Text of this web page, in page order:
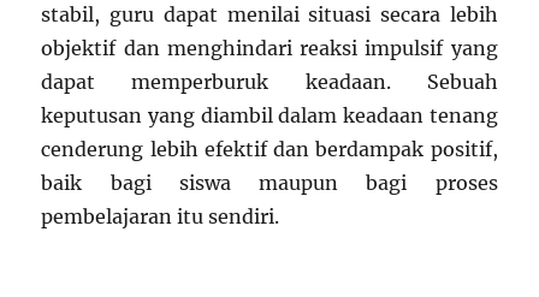
stabil, guru dapat menilai situasi secara lebih
objektif dan menghindari reaksi impulsif yang
dapat memperburuk keadaan. Sebuah
keputusan yang diambil dalam keadaan tenang
cenderung lebih efektif dan berdampak positif,
baik bagi siswa maupun bagi proses
pembelajaran itu sendiri.